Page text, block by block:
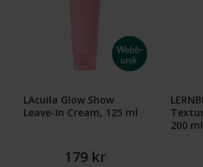
LAcuila Glow Show
Leave-In Cream, 125 ml
179 kr
200 ml